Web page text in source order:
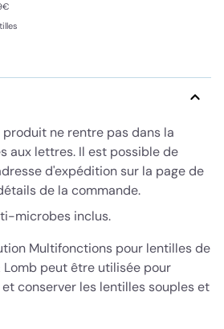
produit ne rentre pas dans la
aux lettres. Il est possible de
d'expédition sur la page de
de la commande.
microbes inclus.
Multifonctions pour lentilles de
peut être utilisée pour
conserver les lentilles souples et